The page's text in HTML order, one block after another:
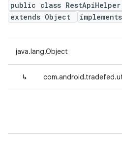
public class RestApiHelper
extends Object
implements
java.lang.Object
↳